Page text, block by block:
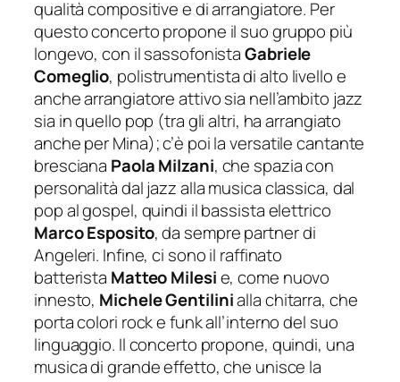
qualità compositive e di arrangiatore. Per
questo concerto propone il suo gruppo più
longevo, con il sassofonistaGabriele
Comeglio, polistrumentista di alto livello e
anche arrangiatore attivo sia nell’ambito jazz
sia in quello pop (tra gli altri, ha arrangiato
anche per Mina); c’è poi la versatile cantante
bresciana Paola Milzani, che spazia con
personalità dal jazz alla musica classica, dal
pop al gospel, quindi il bassista elettrico
Marco Esposito, da sempre partner di
Angeleri. Infine, ci sono il raffinato
batterista Matteo Milesie, come nuovo
innesto, Michele Gentilinialla chitarra, che
porta colori rock e funk all’interno del suo
linguaggio. Il concerto propone, quindi, una
musica di grande effetto, che unisce la